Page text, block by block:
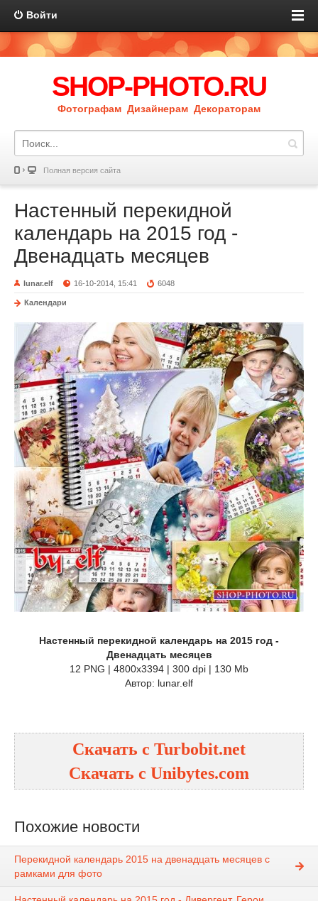
Войти
SHOP-PHOTO.RU
Фотографам Дизайнерам Декораторам
Полная версия сайта
Настенный перекидной
календарь на 2015 год -
Двенадцать месяцев
lunar.elf 16-10-2014, 15:41 6048
Календари
Настенный перекидной календарь на 2015 год -
Двенадцать месяцев
12 PNG | 4800x3394 | 300 dpi | 130 Mb
Автор: lunar.elf
Скачать с Turbobit.net
Скачать с Unibytes.com
Похожие новости
Перекидной календарь 2015 на двенадцать месяцев с
рамками для фото